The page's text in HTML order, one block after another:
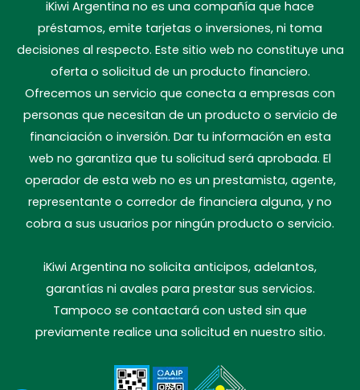
iKiwi Argentina no es una compañía que hace
préstamos, emite tarjetas o inversiones, ni toma
decisiones al respecto. Este sitio web no constituye una
oferta o solicitud de un producto financiero.
Ofrecemos un servicio que conecta a empresas con
personas que necesitan de un producto o servicio de
financiación o inversión. Dar tu información en esta
web no garantiza que tu solicitud será aprobada. El
operador de esta web no es un prestamista, agente,
representante o corredor de financiera alguna, y no
cobra a sus usuarios por ningún producto o servicio.
iKiwi Argentina no solicita anticipos, adelantos,
garantías ni avales para prestar sus servicios.
Tampoco se contactará con usted sin que
previamente realice una solicitud en nuestro sitio.